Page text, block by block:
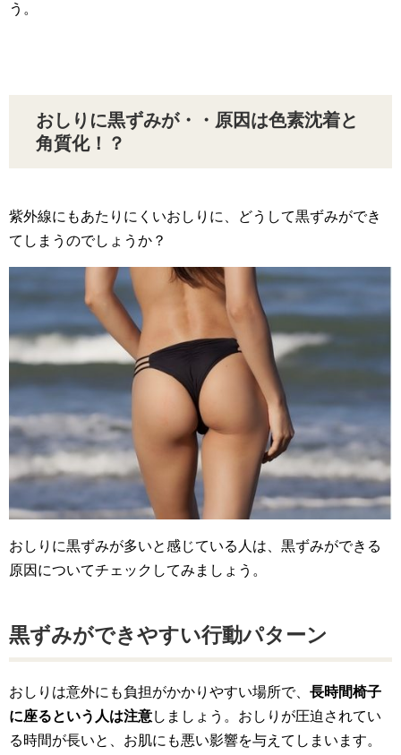
う。
おしりに黒ずみが・・原因は色素沈着と
角質化！？
紫外線にもあたりにくいおしりに、どうして黒ずみができ
てしまうのでしょうか？
おしりに黒ずみが多いと感じている人は、黒ずみができる
原因についてチェックしてみましょう。
黒ずみができやすい行動パターン
おしりは意外にも負担がかかりやすい場所で、 長時間椅子
に座るという人は注意しましょう。おしりが圧迫されてい
る時間が長いと、お肌にも悪い影響を与えてしまいます。